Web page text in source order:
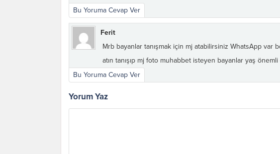
Bu Yoruma Cevap Ver
Ferit
Mrb bayanlar tanışmak için mj atabilirsiniz WhatsApp
atın tanışıp mj foto muhabbet isteyen bayanlar yaş
Bu Yoruma Cevap Ver
Yorum Yaz